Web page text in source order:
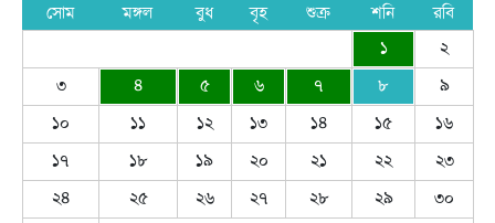
সোম মঙ্গল বুধ বৃহ শুক্র শনি
রবি
১
২
৩
৪ ৫ ৬ ৭ ৮
৯
১০
১১ ১২ ১৩ ১৪ ১৫
১৬
১৭
১৮ ১৯ ২০ ২১ ২২
২৩
২৪
২৫ ২৬ ২৭ ২৮ ২৯
৩০